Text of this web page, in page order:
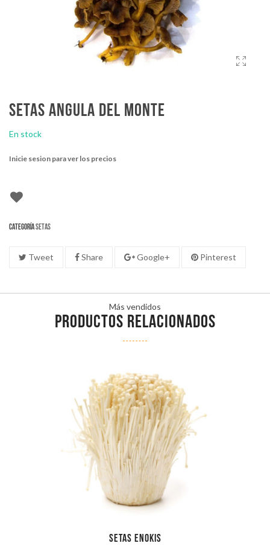
Setas angula del monte
En stock
Inicie sesion para ver los precios
CategoríaSetas
Tweet Share Google+ Pinterest
Más vendidos
PRODUCTOS RELACIONADOS
Setas enokis